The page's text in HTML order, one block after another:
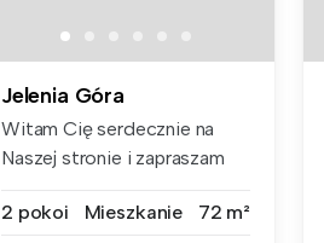
Jelenia Góra
Witam Cię serdecznie na
Naszej stronie i zapraszam
2 pokoi
Mieszkanie 72 m²